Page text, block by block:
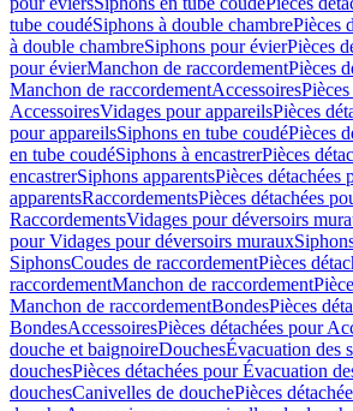
tube coudéSiphons à double chambrePièces
à double chambreSiphons pour évierPièces
pour évierManchon de raccordementPièces
Manchon de raccordementAccessoires
AccessoiresVidages pour appareilsPièces
pour appareilsSiphons en tube coudéPièces
en tube coudéSiphons à encastrerPièces
encastrerSiphons apparentsPièces détachées
apparentsRaccordementsPièces détachées
RaccordementsVidages pour déversoirs
pour Vidages pour déversoirs muraux
SiphonsCoudes de raccordementPièces
raccordementManchon de raccordement
Manchon de raccordementBondesPièces
BondesAccessoiresPièces détachées pour
douche et baignoireDouchesÉvacuation des
douchesPièces détachées pour Évacuation
douchesCanivelles de douchePièces